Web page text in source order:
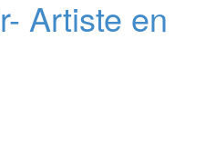
Artiste en